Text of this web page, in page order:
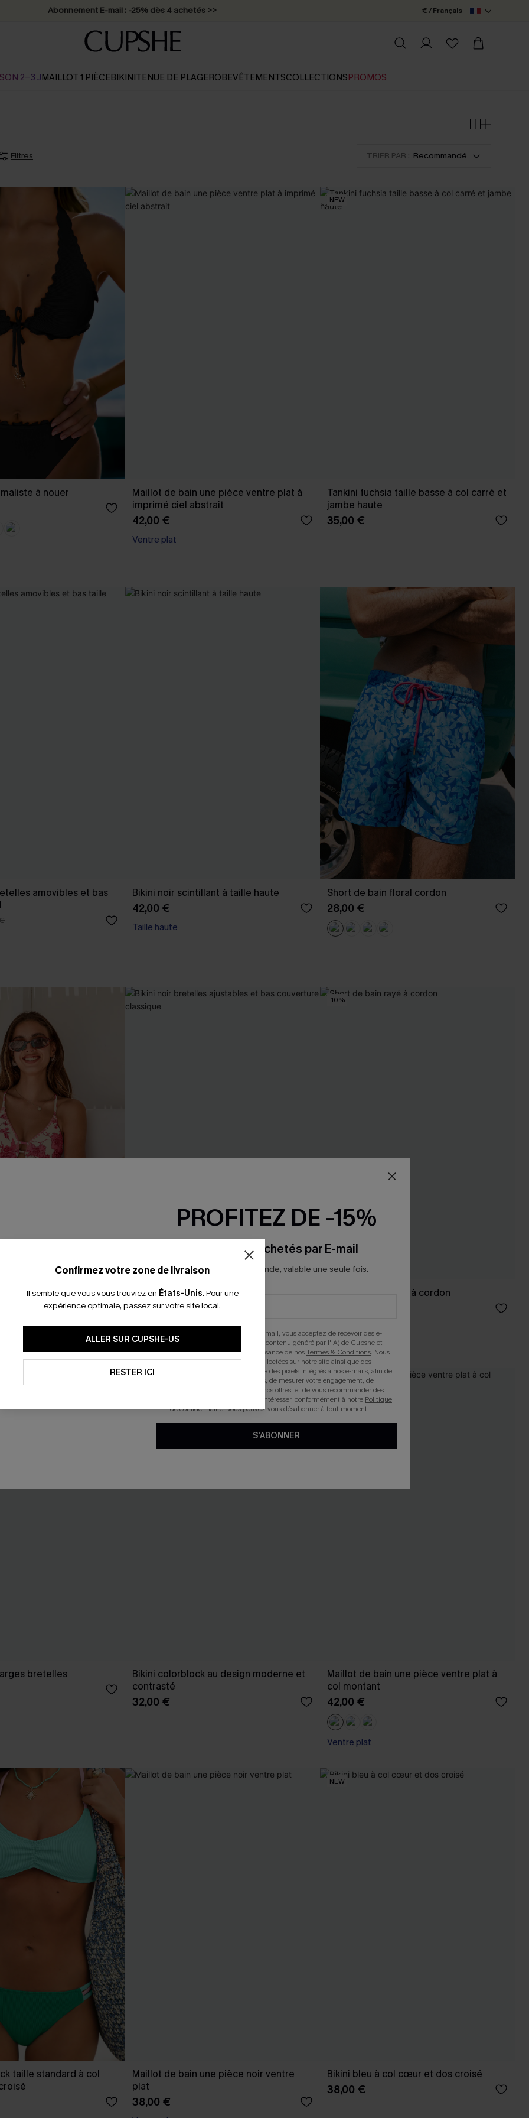
Abonnement E-mail : -25% dès 4 achetés >> € / Français
2-3 JMAILLOT 1 PIÈCEBIKINITENUE DE PLAGEROBEVÊTEMENTSCOLLECTIONSPROMOS
Filtres TRIER PAR : Recommandé
à nouer
Maillot de bain une pièce ventre plat à
imprimé ciel abstrait
42,00 €
Ventre plat
NEW
Tankini fuchsia taille basse à col carré et
jambe haute
35,00 €
amovibles et bas
Bikini noir scintillant à taille haute
42,00 €
Taille haute
Short de bain floral cordon
28,00 €
une pièce floral jambe
Bikini noir bretelles ajustables et bas
couverture classique
Brillant
-10%
Short de bain rayé à cordon
bretelles
Bikini colorblock au design moderne et
contrasté
32,00 €
NEW
Maillot de bain une pièce ventre plat à
col montant
42,00 €
Ventre plat
taille standard à col
Maillot de bain une pièce noir ventre
plat
38,00 €
NEW
Bikini bleu à col cœur et dos croisé
38,00 €
Confirmez votre zone de livraison
Il semble que vous vous trouviez en États-Unis. Pour une
expérience optimale, passez sur votre site local.
ALLER SUR CUPSHE-US
RESTER ICI
PROFITEZ DE -15%
-15% dès 2 Achetés par E-mail
*Un code par commande, valable une seule fois.
En soumettant votre adresse e-mail, vous acceptez de recevoir des e-
mails marketing (y compris du contenu généré par l'IA) de Cupshe et
reconnaissez avoir pris connaissance de nosTermes & Conditions. Nous
pouvons utiliser les données collectées sur notre site ainsi que des
technologies de suivi, telles que des pixels intégrés à nos e-mails, afin de
savoir si ceux-ci ont été ouverts, de mesurer votre engagement, de
personnaliser nos contenus et nos offres, et de vous recommander des
produits susceptibles de vous intéresser, conformément à notre Politique
de confidentialité. Vous pouvez vous désabonner à tout moment.
S'ABONNER